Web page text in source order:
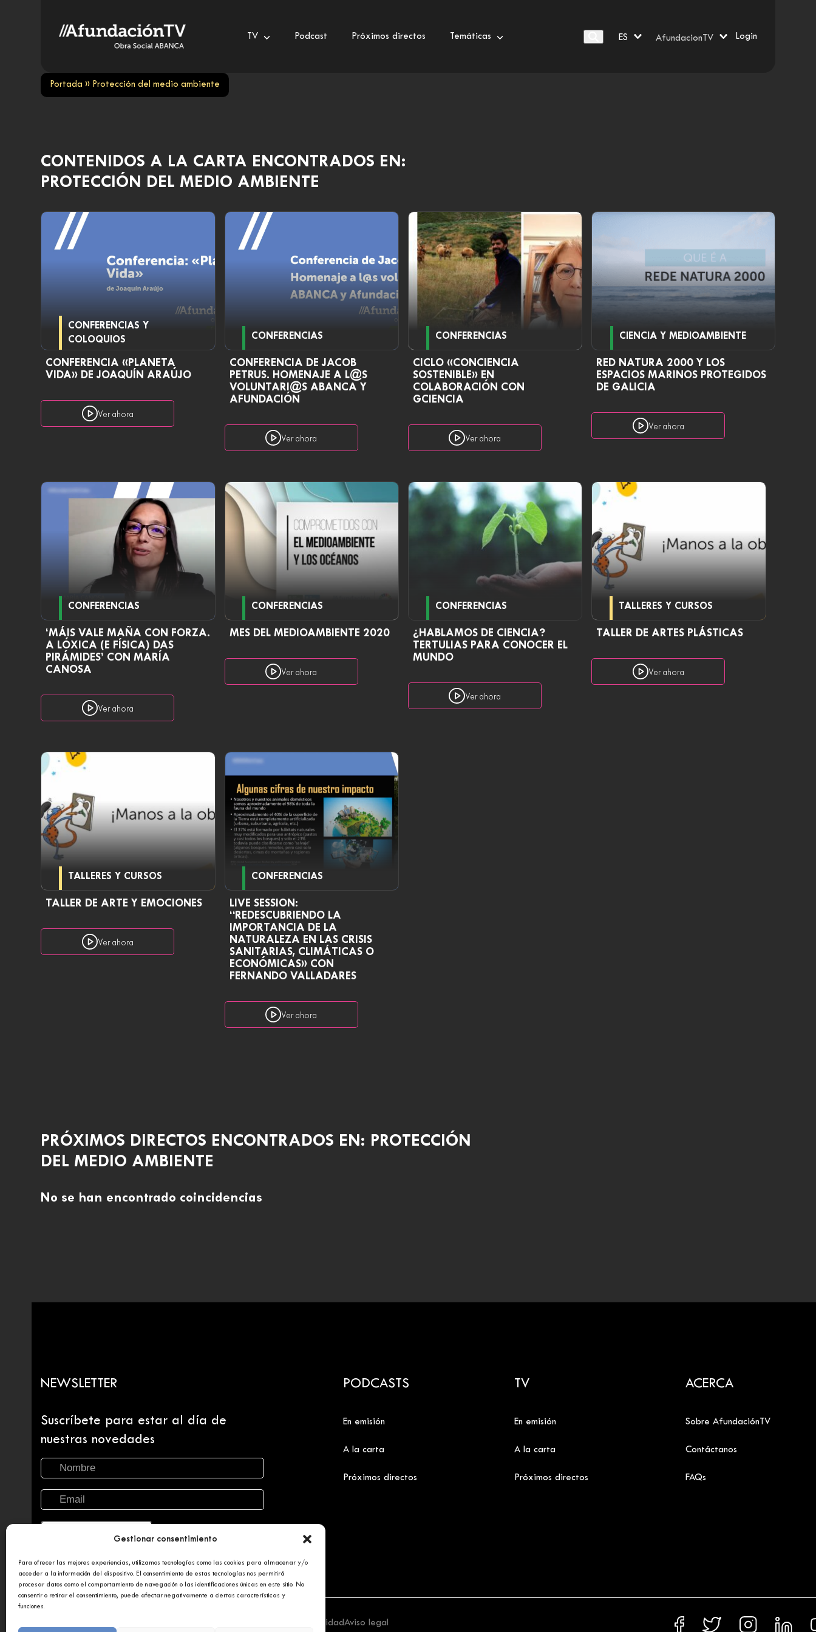
Gestionar consentimiento
Para ofrecer las mejores experiencias, utilizamos tecnologías como las cookies para almacenar y/o
acceder a la información del dispositivo. El consentimiento de estas tecnologías nos permitirá
procesar datos como el comportamiento de navegación o las identificaciones únicas en este sitio. No
consentir o retirar el consentimiento, puede afectar negativamente a ciertas características y
funciones.
TV Podcast Próximos directos Temáticas ES AfundacionTV Login
Portada » Protección del medio ambiente
CONTENIDOS A LA CARTA ENCONTRADOS EN:
PROTECCIÓN DEL MEDIO AMBIENTE
CONFERENCIAS Y
COLOQUIOS
CONFERENCIA «PLANETA
VIDA» DE JOAQUÍN ARAÚJO
Ver ahora
CONFERENCIAS
CONFERENCIA DE JACOB
PETRUS. HOMENAJE A L@S
VOLUNTARI@S ABANCA Y
AFUNDACIÓN
Ver ahora
CONFERENCIAS
CICLO «CONCIENCIA
SOSTENIBLE» EN
COLABORACIÓN CON
GCIENCIA
Ver ahora
CIENCIA Y MEDIOAMBIENTE
RED NATURA 2000 Y LOS
ESPACIOS MARINOS PROTEGIDOS
DE GALICIA
Ver ahora
CONFERENCIAS
‘MÁIS VALE MAÑA CON FORZA.
A LÓXICA (E FÍSICA) DAS
PIRÁMIDES’ CON MARÍA
CANOSA
Ver ahora
CONFERENCIAS
MES DEL MEDIOAMBIENTE 2020
Ver ahora
CONFERENCIAS
¿HABLAMOS DE CIENCIA?
TERTULIAS PARA CONOCER EL
MUNDO
Ver ahora
TALLERES Y CURSOS
TALLER DE ARTES PLÁSTICAS
Ver ahora
TALLERES Y CURSOS
TALLER DE ARTE Y EMOCIONES
Ver ahora
CONFERENCIAS
LIVE SESSION:
“REDESCUBRIENDO LA
IMPORTANCIA DE LA
NATURALEZA EN LAS CRISIS
SANITARIAS, CLIMÁTICAS O
ECONÓMICAS» CON
FERNANDO VALLADARES
Ver ahora
PRÓXIMOS DIRECTOS ENCONTRADOS EN: PROTECCIÓN
DEL MEDIO AMBIENTE
No se han encontrado coincidencias
NEWSLETTER
Suscríbete para estar al día de
nuestras novedades
PODCASTS
En emisión
A la carta
Próximos directos
TV
En emisión
A la carta
Próximos directos
ACERCA
Sobre AfundaciónTV
Contáctanos
FAQs
Política de privacidadAviso legal